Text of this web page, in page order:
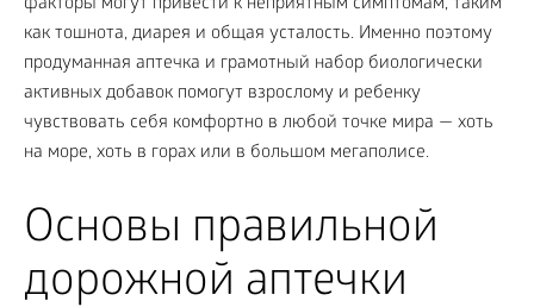
факторы могут привести к неприятным симптомам, таким
как тошнота, диарея и общая усталость. Именно поэтому
продуманная аптечка и грамотный набор биологически
активных добавок помогут взрослому и ребенку
чувствовать себя комфортно в любой точке мира — хоть
на море, хоть в горах или в большом мегаполисе.
Основы правильной
дорожной аптечки